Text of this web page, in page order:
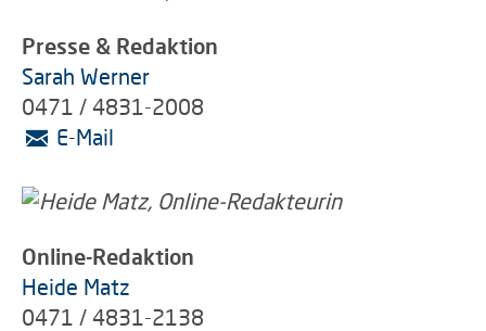
Presse & Redaktion
Sarah Werner
0471 / 4831-2008
E-Mail
Online-Redaktion
Heide Matz
0471 / 4831-2138